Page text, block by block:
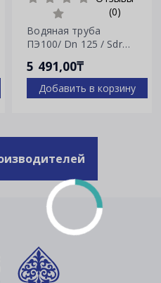
(0)
Водяная труба
ПЭ100/ Dn 125 / Sdr
5 491,00₸
Добавить в корзину